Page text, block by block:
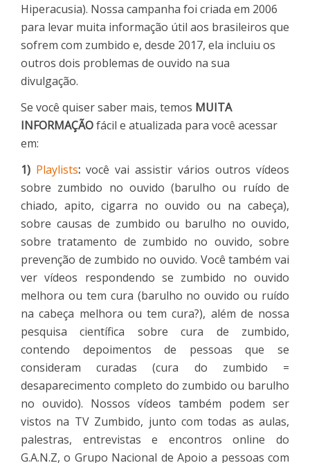
Hiperacusia). Nossa campanha foi criada em 2006
para levar muita informação útil aos brasileiros que
sofrem com zumbido e, desde 2017, ela incluiu os
outros dois problemas de ouvido na sua
divulgação.
Se você quiser saber mais, temos MUITA
INFORMAÇÃOfácil e atualizada para você acessar
em:
1) Playlists: você vai assistir vários outros vídeos
sobre zumbido no ouvido (barulho ou ruído de
chiado, apito, cigarra no ouvido ou na cabeça),
sobre causas de zumbido ou barulho no ouvido,
sobre tratamento de zumbido no ouvido, sobre
prevenção de zumbido no ouvido. Você também vai
ver vídeos respondendo se zumbido no ouvido
melhora ou tem cura (barulho no ouvido ou ruído
na cabeça melhora ou tem cura?), além de nossa
pesquisa científica sobre cura de zumbido,
contendo depoimentos de pessoas que se
consideram curadas (cura do zumbido =
desaparecimento completo do zumbido ou barulho
no ouvido). Nossos vídeos também podem ser
vistos na TV Zumbido, junto com todas as aulas,
palestras, entrevistas e encontros online do
G.A.N.Z, o Grupo Nacional de Apoio a pessoas com